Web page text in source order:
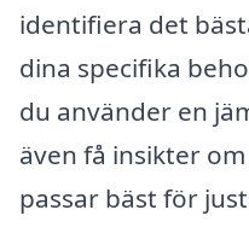
identifiera det
dina specifika
du använder en
även få insikter
passar bäst för